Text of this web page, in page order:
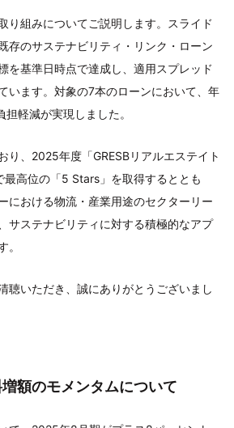
り組みについてご説明します。スライド
存のサステナビリティ・リンク・ローン
を基準日時点で達成し、適用スプレッド
います。対象の7本のローンにおいて、年
軽減が実現しました。
り、2025年度「GRESBリアルエステイト
高位の「5 Stars」を取得するととも
における物流・産業用途のセクターリー
サステナビリティに対する積極的なアプ
。
聴いただき、誠にありがとうございまし
額のモメンタムについて